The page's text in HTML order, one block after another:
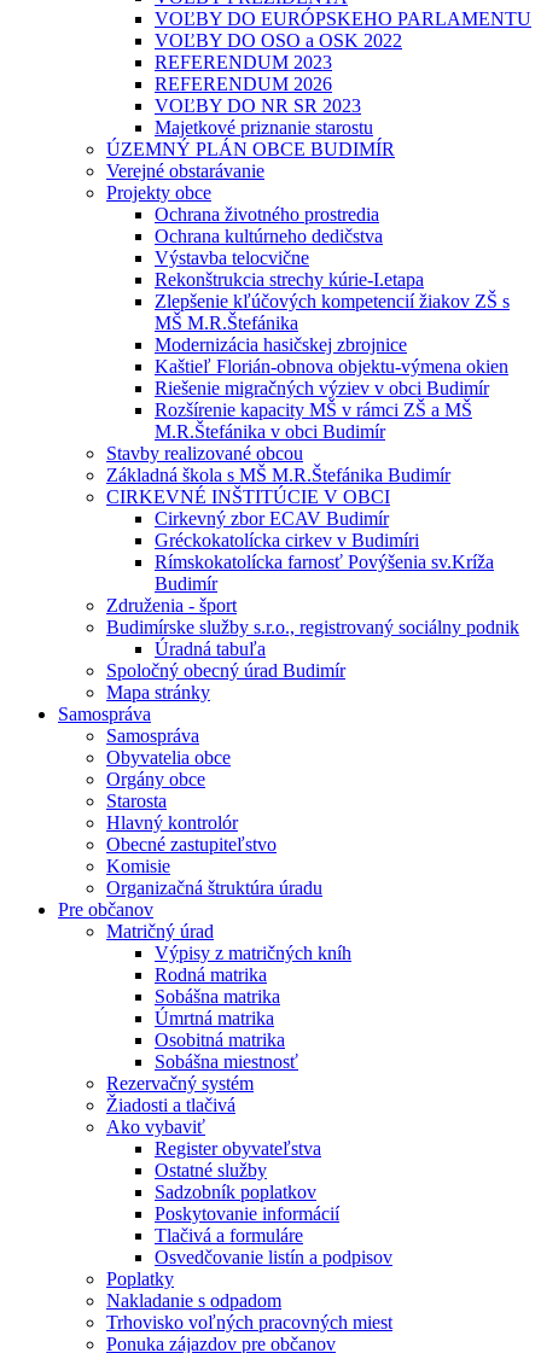
VOĽBY DO EURÓPSKEHO PARLAMENTU
VOĽBY DO OSO a OSK 2022
REFERENDUM 2023
REFERENDUM 2026
VOĽBY DO NR SR 2023
Majetkové priznanie starostu
ÚZEMNÝ PLÁN OBCE BUDIMÍR
Verejné obstarávanie
Projekty obce
Ochrana životného prostredia
Ochrana kultúrneho dedičstva
Výstavba telocvične
Rekonštrukcia strechy kúrie-I.etapa
Zlepšenie kľúčových kompetencií žiakov ZŠ s
MŠ M.R.Štefánika
Modernizácia hasičskej zbrojnice
Kaštieľ Florián-obnova objektu-výmena okien
Riešenie migračných výziev v obci Budimír
Rozšírenie kapacity MŠ v rámci ZŠ a MŠ
M.R.Štefánika v obci Budimír
Stavby realizované obcou
Základná škola s MŠ M.R.Štefánika Budimír
CIRKEVNÉ INŠTITÚCIE V OBCI
Cirkevný zbor ECAV Budimír
Gréckokatolícka cirkev v Budimíri
Rímskokatolícka farnosť Povýšenia sv.Kríža
Budimír
Združenia - šport
Budimírske služby s.r.o., registrovaný sociálny podnik
Úradná tabuľa
Spoločný obecný úrad Budimír
Mapa stránky
Samospráva
Samospráva
Obyvatelia obce
Orgány obce
Starosta
Hlavný kontrolór
Obecné zastupiteľstvo
Komisie
Organizačná štruktúra úradu
Pre občanov
Matričný úrad
Výpisy z matričných kníh
Rodná matrika
Sobášna matrika
Úmrtná matrika
Osobitná matrika
Sobášna miestnosť
Rezervačný systém
Žiadosti a tlačivá
Ako vybaviť
Register obyvateľstva
Ostatné služby
Sadzobník poplatkov
Poskytovanie informácií
Tlačivá a formuláre
Osvedčovanie listín a podpisov
Poplatky
Nakladanie s odpadom
Trhovisko voľných pracovných miest
Ponuka zájazdov pre občanov